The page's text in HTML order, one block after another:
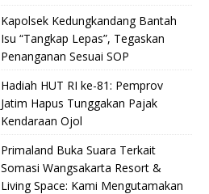
Kapolsek Kedungkandang Bantah
Isu “Tangkap Lepas”, Tegaskan
Penanganan Sesuai SOP
Hadiah HUT RI ke-81: Pemprov
Jatim Hapus Tunggakan Pajak
Kendaraan Ojol
Primaland Buka Suara Terkait
Somasi Wangsakarta Resort &
Living Space: Kami Mengutamakan